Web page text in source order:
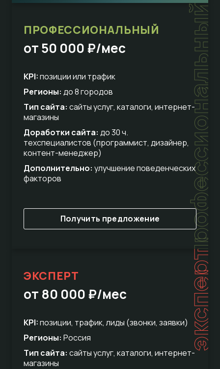
профессиональный
ПРОФЕССИОНАЛЬНЫЙ
от 50 000 ₽/мес
KPI:позиции или трафик
Регионы: до 8 городов
Тип сайта: сайты услуг, каталоги, интернет-
магазины
Доработки сайта: до 30 ч.
техспециалистов (программист, дизайнер,
контент-менеджер)
Дополнительно: улучшение поведенческих
факторов
Получить предложение
эксперт
ЭКСПЕРТ
от 80 000 ₽/мес
KPI:позиции, трафик, лиды (звонки, заявки)
Регионы: Россия
Тип сайта: сайты услуг, каталоги, интернет-
магазины